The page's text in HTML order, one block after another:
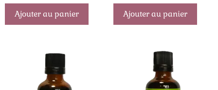
Ajouter au panier Ajouter au panier